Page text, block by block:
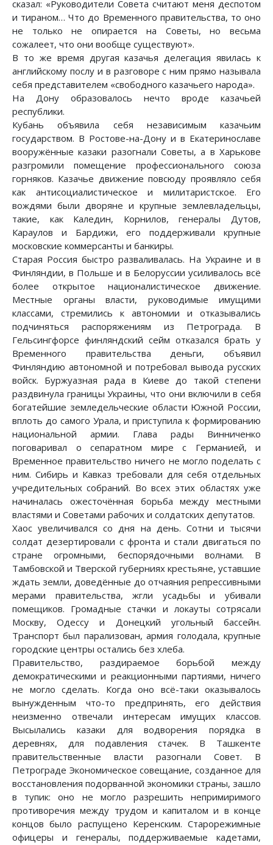
сказал: «Руководители Совета считают меня деспотом
и тираном… Что до Временного правительства, то оно
не только не опирается на Советы, но весьма
сожалеет, что они вообще существуют».
В то же время другая казачья делегация явилась к
английскому послу и в разговоре с ним прямо называла
себя представителем «свободного казачьего народа».
На Дону образовалось нечто вроде казачьей
республики.
Кубань объявила себя независимым казачьим
государством. В Ростове-на-Дону и в Екатеринославе
вооружённые казаки разогнали Советы, а в Харькове
разгромили помещение профессионального союза
горняков. Казачье движение повсюду проявляло себя
как антисоциалистическое и милитаристское. Его
вождями были дворяне и крупные землевладельцы,
такие, как Каледин, Корнилов, генералы Дутов,
Караулов и Бардижи, его поддерживали крупные
московские коммерсанты и банкиры.
Старая Россия быстро разваливалась. На Украине и в
Финляндии, в Польше и в Белоруссии усиливалось всё
более открытое националистическое движение.
Местные органы власти, руководимые имущими
классами, стремились к автономии и отказывались
подчиняться распоряжениям из Петрограда. В
Гельсингфорсе финляндский сейм отказался брать у
Временного правительства деньги, объявил
Финляндию автономной и потребовал вывода русских
войск. Буржуазная рада в Киеве до такой степени
раздвинула границы Украины, что они включили в себя
богатейшие земледельческие области Южной России,
вплоть до самого Урала, и приступила к формированию
национальной армии. Глава рады Винниченко
поговаривал о сепаратном мире с Германией, и
Временное правительство ничего не могло поделать с
ним. Сибирь и Кавказ требовали для себя отдельных
учредительных собраний. Во всех этих областях уже
начиналась ожесточённая борьба между местными
властями и Советами рабочих и солдатских депутатов.
Хаос увеличивался со дня на день. Сотни и тысячи
солдат дезертировали с фронта и стали двигаться по
стране огромными, беспорядочными волнами. В
Тамбовской и Тверской губерниях крестьяне, уставшие
ждать земли, доведённые до отчаяния репрессивными
мерами правительства, жгли усадьбы и убивали
помещиков. Громадные стачки и локауты сотрясали
Москву, Одессу и Донецкий угольный бассейн.
Транспорт был парализован, армия голодала, крупные
городские центры остались без хлеба.
Правительство, раздираемое борьбой между
демократическими и реакционными партиями, ничего
не могло сделать. Когда оно всё-таки оказывалось
вынужденным что-то предпринять, его действия
неизменно отвечали интересам имущих классов.
Высылались казаки для водворения порядка в
деревнях, для подавления стачек. В Ташкенте
правительственные власти разогнали Совет. В
Петрограде Экономическое совещание, созданное для
восстановления подорванной экономики страны, зашло
в тупик: оно не могло разрешить непримиримого
противоречия между трудом и капиталом и в конце
концов было распущено Керенским. Старорежимные
офицеры и генералы, поддерживаемые кадетами,